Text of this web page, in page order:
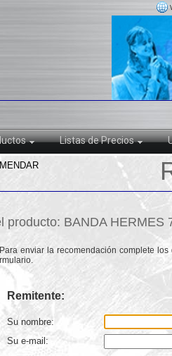
Listas de Precios
Remitente:
Su nombre:
Su e-mail:
producto: BANDA HERMES
Para enviar la recomendación complete